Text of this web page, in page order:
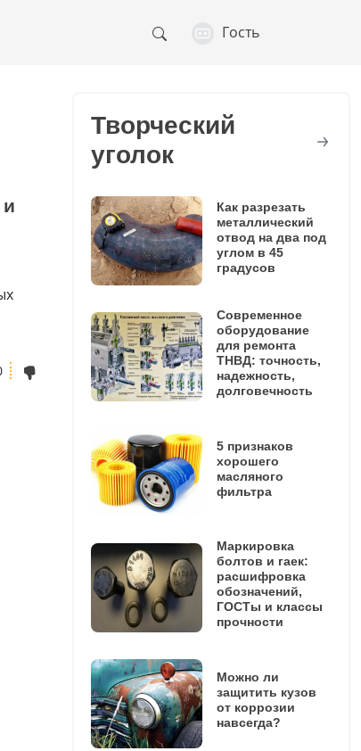
Гость
Творческий
уголок
Как разрезать
металлический
отвод на два под
углом в 45
градусов
Современное
оборудование
для ремонта
ТНВД: точность,
надежность,
долговечность
5 признаков
хорошего
масляного
фильтра
Маркировка
болтов и гаек:
расшифровка
обозначений,
ГОСТы и классы
прочности
Можно ли
защитить кузов
от коррозии
навсегда?